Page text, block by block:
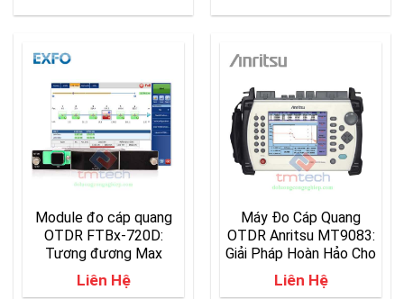
Module đo cáp quang
OTDR FTBx-720D:
Tương đương Max
720D
Liên Hệ
Máy Đo Cáp Quang
OTDR Anritsu MT9083:
Giải Pháp Hoàn Hảo Cho
Đo Lường Và Kiểm Tra
Mạng Cáp Quang
Liên Hệ